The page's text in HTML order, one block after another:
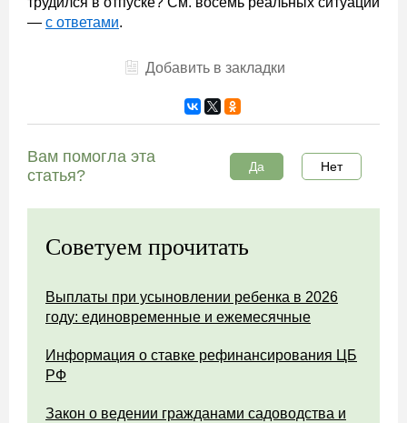
— с ответами.
Добавить в закладки
Вам помогла эта
статья?
Да Нет
Советуем прочитать
Выплаты при усыновлении ребенка в 2026
году: единовременные и ежемесячные
Информация о ставке рефинансирования ЦБ
РФ
Закон о ведении гражданами садоводства и